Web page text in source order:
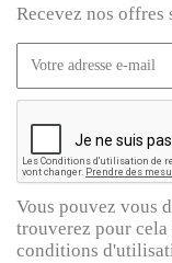
Recevez nos offres
Vous pouvez vous
trouverez pour
conditions